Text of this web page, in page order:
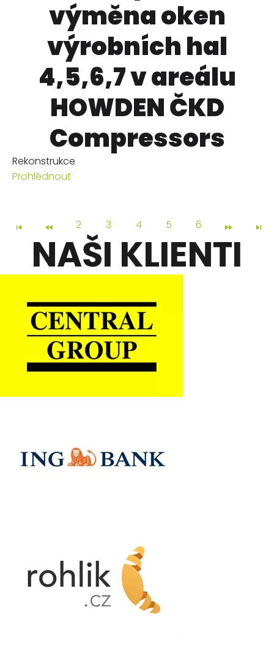
výměna oken
výrobních hal
4,5,6,7 v areálu
HOWDEN ČKD
Compressors
Rekonstrukce
Prohlédnout
2 3 4 5 6
NAŠI KLIENTI